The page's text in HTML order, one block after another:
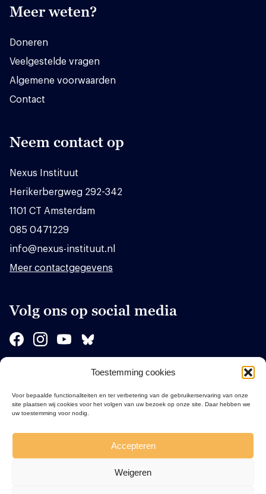
Toestemming cookies
Voor bepaalde functionaliteiten en ter verbetering van de gebruikerservaring van onze
site plaatsen wij cookies voor het volgen van uw bezoek op onze site. Daar hebben we
uw toestemming voor nodig.
Accepteren
Weigeren
Meer weten?
Doneren
Veelgestelde vragen
Algemene voorwaarden
Contact
Neem contact op
Nexus Instituut
Herikerbergweg 292-342
1101 CT Amsterdam
085 0471229
info@nexus-instituut.nl
Meer contactgegevens
Volg ons op social media